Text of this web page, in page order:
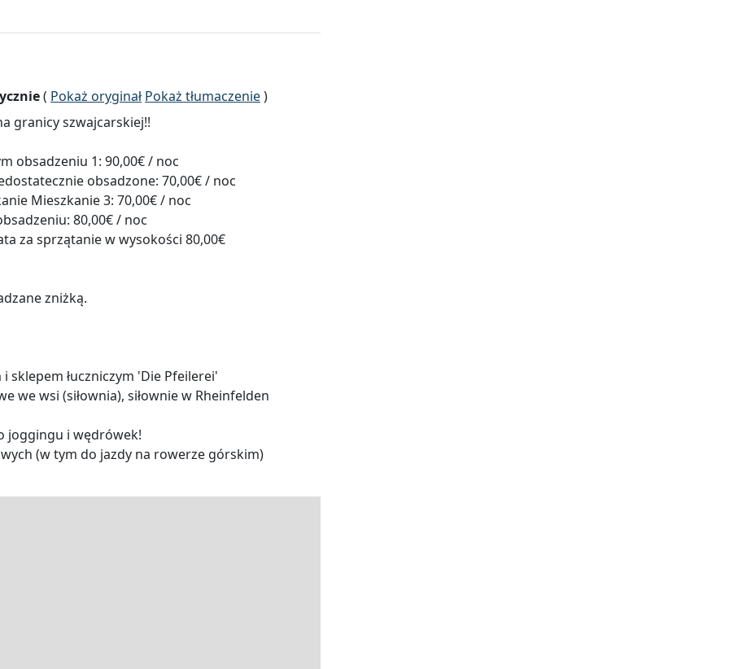
( Pokaż oryginał Pokaż tłumaczenie)
granicy szwajcarskiej!!
obsadzeniu 1: 90,00€ / noc
obsadzone: 70,00€ / noc
Mieszkanie 3: 70,00€ / noc
80,00€ / noc
za sprzątanie w wysokości 80,00€
zniżką.
sklepem łuczniczym 'Die Pfeilerei'
we wsi (siłownia), siłownie w Rheinfelden
joggingu i wędrówek!
(w tym do jazdy na rowerze górskim)